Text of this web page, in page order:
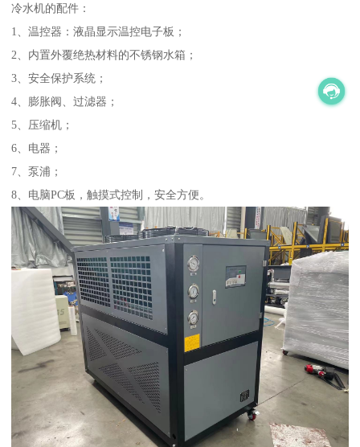
冷水机的配件：
1、温控器：液晶显示温控电子板；
2、内置外覆绝热材料的不锈钢水箱；
3、安全保护系统；
4、膨胀阀、过滤器；
5、压缩机；
6、电器；
7、泵浦；
8、电脑PC板，触摸式控制，安全方便。